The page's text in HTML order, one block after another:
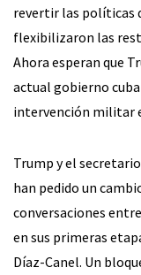
revertir las políticas
flexibilizaron las
Ahora esperan que
actual gobierno
intervención militar
Trump y el
han pedido un
conversaciones
en sus primeras
Díaz-Canel. Un